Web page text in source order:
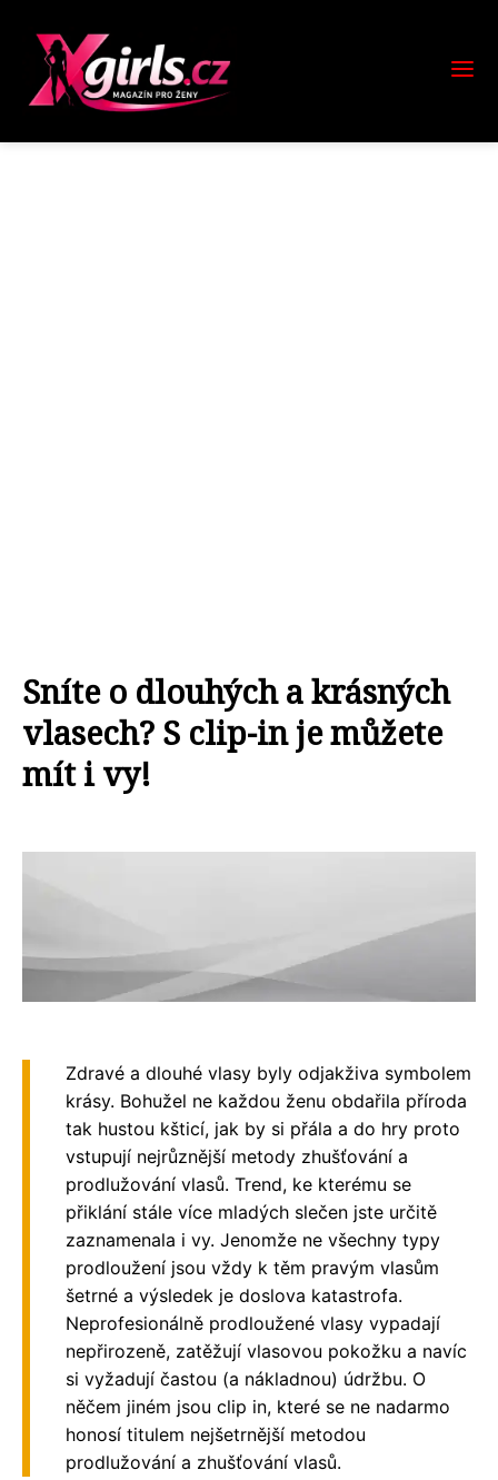
Sníte o dlouhých a krásných
vlasech? S clip-in je můžete
mít i vy!
Zdravé a dlouhé vlasy byly odjakživa symbolem
krásy. Bohužel ne každou ženu obdařila příroda
tak hustou kšticí, jak by si přála a do hry proto
vstupují nejrůznější metody zhušťování a
prodlužování vlasů. Trend, ke kterému se
přiklání stále více mladých slečen jste určitě
zaznamenala i vy. Jenomže ne všechny typy
prodloužení jsou vždy k těm pravým vlasům
šetrné a výsledek je doslova katastrofa.
Neprofesionálně prodloužené vlasy vypadají
nepřirozeně, zatěžují vlasovou pokožku a navíc
si vyžadují častou (a nákladnou) údržbu. O
něčem jiném jsou clip in, které se ne nadarmo
honosí titulem nejšetrnější metodou
prodlužování a zhušťování vlasů.